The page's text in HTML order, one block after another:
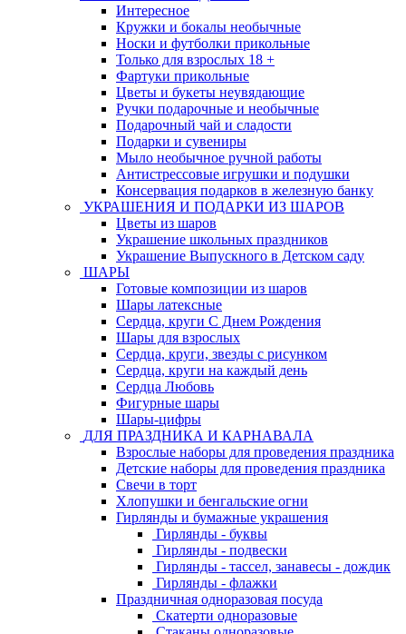
Интересное
Кружки и бокалы необычные
Носки и футболки прикольные
Только для взрослых 18 +
Фартуки прикольные
Цветы и букеты неувядающие
Ручки подарочные и необычные
Подарочный чай и сладости
Подарки и сувениры
Мыло необычное ручной работы
Антистрессовые игрушки и подушки
Консервация подарков в железную банку
УКРАШЕНИЯ И ПОДАРКИ ИЗ ШАРОВ
Цветы из шаров
Украшение школьных праздников
Украшение Выпускного в Детском саду
ШАРЫ
Готовые композиции из шаров
Шары латексные
Сердца, круги С Днем Рождения
Шары для взрослых
Сердца, круги, звезды с рисунком
Сердца, круги на каждый день
Сердца Любовь
Фигурные шары
Шары-цифры
ДЛЯ ПРАЗДНИКА И КАРНАВАЛА
Взрослые наборы для проведения праздника
Детские наборы для проведения праздника
Свечи в торт
Хлопушки и бенгальские огни
Гирлянды и бумажные украшения
Гирлянды - буквы
Гирлянды - подвески
Гирлянды - тассел, занавесы - дождик
Гирлянды - флажки
Праздничная одноразовая посуда
Скатерти одноразовые